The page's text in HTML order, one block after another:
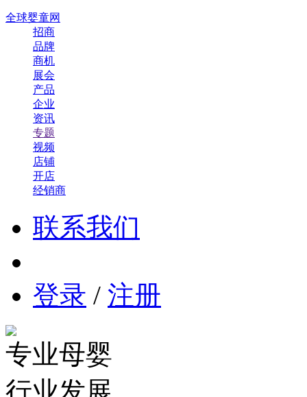
全球婴童网
招商
品牌
商机
展会
产品
企业
资讯
专题
视频
店铺
开店
经销商
联系我们
登录 / 注册
专业母婴